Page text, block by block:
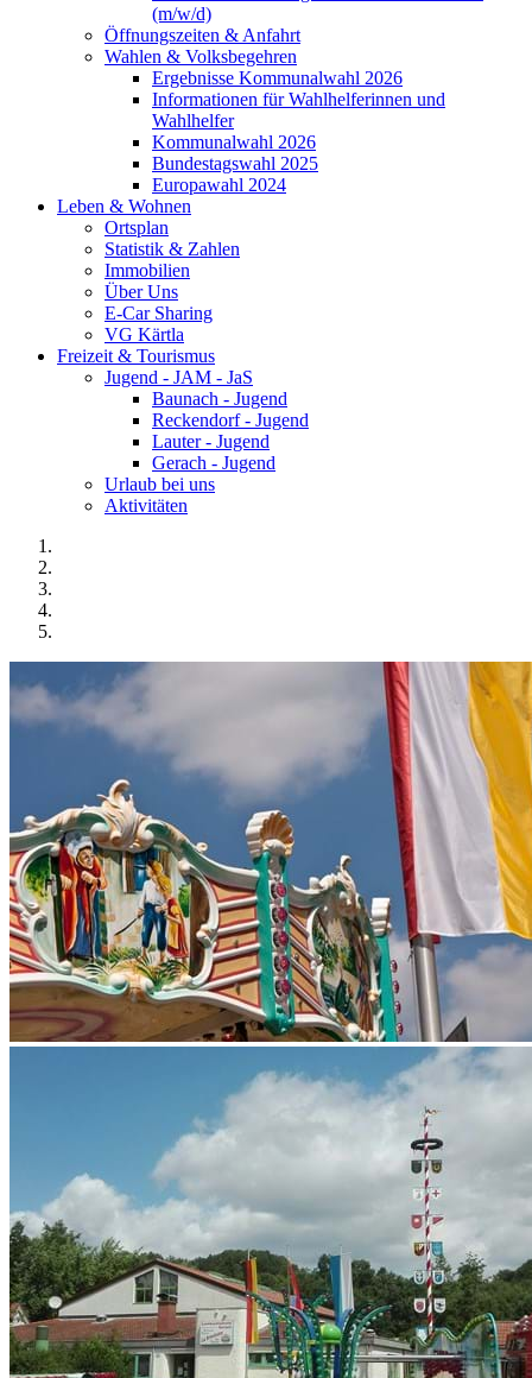
(m/w/d)
Öffnungszeiten & Anfahrt
Wahlen & Volksbegehren
Ergebnisse Kommunalwahl 2026
Informationen für Wahlhelferinnen und
Wahlhelfer
Kommunalwahl 2026
Bundestagswahl 2025
Europawahl 2024
Leben & Wohnen
Ortsplan
Statistik & Zahlen
Immobilien
Über Uns
E-Car Sharing
VG Kärtla
Freizeit & Tourismus
Jugend - JAM - JaS
Baunach - Jugend
Reckendorf - Jugend
Lauter - Jugend
Gerach - Jugend
Urlaub bei uns
Aktivitäten